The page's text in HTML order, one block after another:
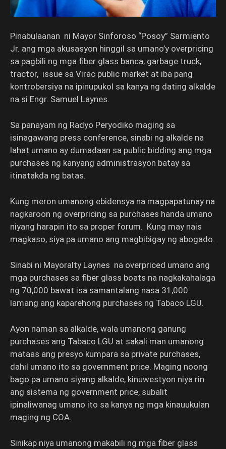
Pinabulaanan ni Mayor Sinforoso “Posoy” Sarmiento
Jr. ang mga akusasyon hinggil sa umano’y overpricing
sa pagbili ng mga fiber glass banca, garbage truck,
tractor, issue sa Virac public market at iba pang
kontrobersiya na ipinupukol sa kanya ng dating alkalde
na si Engr. Samuel Laynes.
Sa panayam ng Radyo Peryodiko maging sa
isinagawang press conference, sinabi ng alkalde na
lahat umano ay dumadaan sa public bidding ang mga
purchases ng kanyang administrasyon batay sa
itinatakda ng batas.
Kung meron umanong ebidensya na magpapatunay na
nagkaroon ng overpricing sa purchases handa umano
niyang harapin ito sa proper forum. Kung may nais
magkaso, siya pa umano ang magbibigay ng abogado.
Sinabi ni Mayoralty Laynes na overpriced umano ang
mga purchases sa fiber glass boats na nagkakahalaga
ng 70,000 bawat isa samantalang nasa 31,000
lamang ang kaparehong purchases ng Tabaco LGU.
Ayon naman sa alkalde, wala umanong ganung
purchases ang Tabaco LGU at sakali man umanong
mataas ang presyo kumpara sa private purchases,
dahil umano ito sa government price. Maging noong
bago pa umano siyang alkalde, kinuwestyon niya rin
ang sistema ng government price, subalit
ipinaliwanag umano ito sa kanya ng mga kinauukulan
maging ng COA.
Sinikap niya umanong makabili ng mga fiber glass